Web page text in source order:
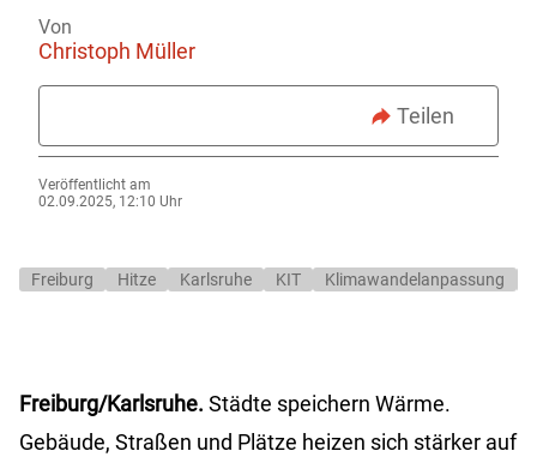
Von
Christoph Müller
Teilen
Veröffentlicht am
02.09.2025, 12:10 Uhr
Freiburg Hitze Karlsruhe KIT Klimawandelanpassung
Freiburg/Karlsruhe. Städte speichern Wärme.
Gebäude, Straßen und Plätze heizen sich stärker auf